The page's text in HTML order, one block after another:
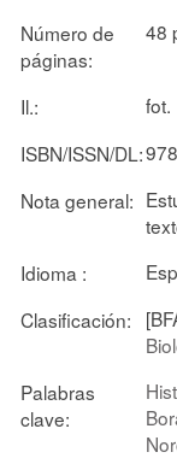
Número de
páginas:
48
Il.:
fot.
ISBN/ISSN/DL:
Nota general:
Idioma :
Clasificación:
Palabras
clave: